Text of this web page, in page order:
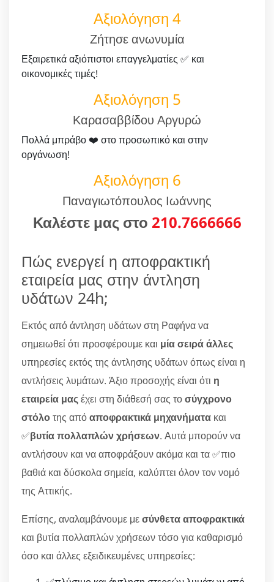
Αξιολόγηση 4
Ζήτησε ανωνυμία
Εξαιρετικά αξιόπιστοι επαγγελματίες ✅ και
οικονομικές τιμές!
Αξιολόγηση 5
Καρασαββίδου Αργυρώ
Πολλά μπράβο ❤️ στο προσωπικό και στην
οργάνωση!
Αξιολόγηση 6
Παναγιωτόπουλος Ιωάννης
Καλέστε μας στο 210.7666666
Πώς ενεργεί η αποφρακτική
εταιρεία μας στην άντληση
υδάτων 24h;
Εκτός από άντληση υδάτων στη Ραφήνα να
σημειωθεί ότι προσφέρουμε και μία σειρά άλλες
υπηρεσίες εκτός της άντλησης υδάτων όπως είναι η
αντλήσεις λυμάτων. Άξιο προσοχής είναι ότι η
εταιρεία μαςέχει στη διάθεσή σας τοσύγχρονο
στόλοτης απόαποφρακτικά μηχανήματα και
✅βυτία πολλαπλών χρήσεων. Αυτά μπορούν να
αντλήσουν και να αποφράξουν ακόμα και τα ✅πιο
βαθιά και δύσκολα σημεία, καλύπτει όλον τον νομό
της Αττικής.
Επίσης, αναλαμβάνουμε μεσύνθετα αποφρακτικά
και βυτία πολλαπλών χρήσεων τόσο για καθαρισμό
όσο και άλλες εξειδικευμένες υπηρεσίες: